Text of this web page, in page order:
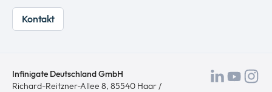
Kontakt
Infinigate Deutschland GmbH
Richard-Reitzner-Allee 8, 85540 Haar /